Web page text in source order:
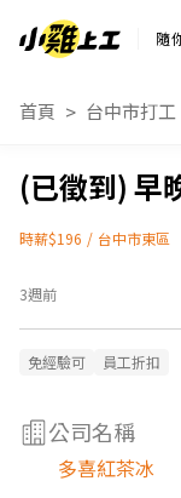
隨
首頁 台中市打工
早
時薪$196 / 台中市東區
3週前
免經驗可 員工折扣
公司名稱
多喜紅茶冰